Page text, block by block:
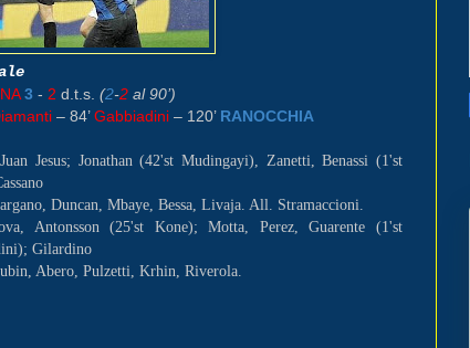
3 - 2 d.t.s. (2-2 al 90’)
– 84’Gabbiadini– 120’ RANOCCHIA
Jesus; Jonathan (42'st Mudingayi), Zanetti, Benassi (1'st
Duncan, Mbaye, Bessa, Livaja. All. Stramaccioni.
Antonsson (25'st Kone); Motta, Perez, Guarente (1'st
Gilardino
Abero, Pulzetti, Krhin, Riverola.